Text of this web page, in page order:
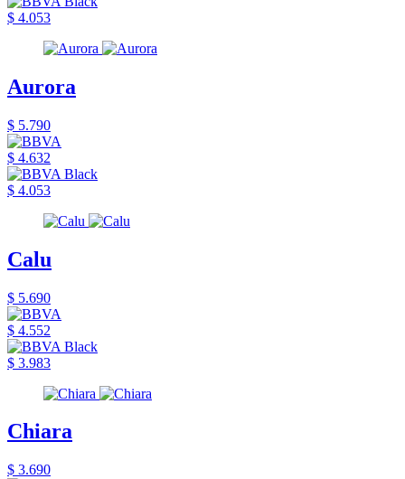
$ 4.053
Aurora
$ 5.790
$ 4.632
$ 4.053
Calu
$ 5.690
$ 4.552
$ 3.983
Chiara
$ 3.690